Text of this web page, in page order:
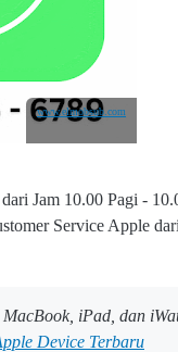
www.elmobsub.com
Jam 10.00 Pagi -
Service Apple
iPad, dan
Device Terbaru